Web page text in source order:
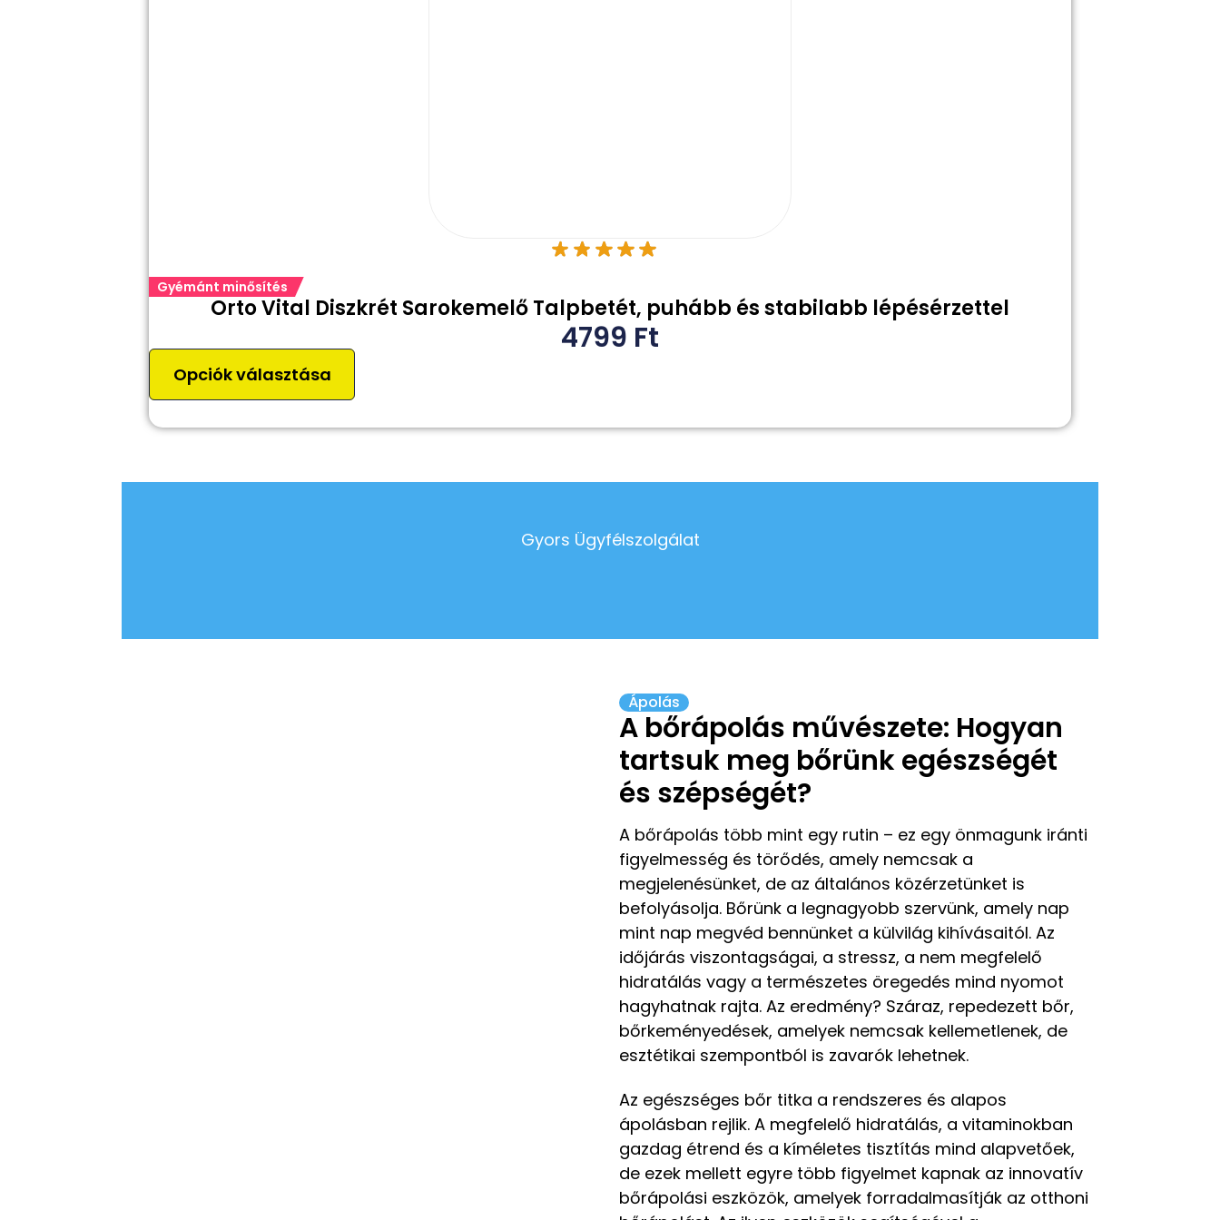
Gyémánt minősítés
Orto Vital Diszkrét Sarokemelő Talpbetét, puhább és stabilabb lépésérzettel
4799 Ft
Opciók választása
Gyors Ügyfélszolgálat
Ápolás
A bőrápolás művészete: Hogyan
tartsuk meg bőrünk egészségét
és szépségét?
A bőrápolás több mint egy rutin – ez egy önmagunk iránti
figyelmesség és törődés, amely nemcsak a
megjelenésünket, de az általános közérzetünket is
befolyásolja. Bőrünk a legnagyobb szervünk, amely nap
mint nap megvéd bennünket a külvilág kihívásaitól. Az
időjárás viszontagságai, a stressz, a nem megfelelő
hidratálás vagy a természetes öregedés mind nyomot
hagyhatnak rajta. Az eredmény? Száraz, repedezett bőr,
bőrkeményedések, amelyek nemcsak kellemetlenek, de
esztétikai szempontból is zavarók lehetnek.
Az egészséges bőr titka a rendszeres és alapos
ápolásban rejlik. A megfelelő hidratálás, a vitaminokban
gazdag étrend és a kíméletes tisztítás mind alapvetőek,
de ezek mellett egyre több figyelmet kapnak az innovatív
bőrápolási eszközök, amelyek forradalmasítják az otthoni